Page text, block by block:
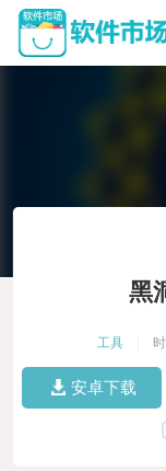
黑
工具
安卓下载